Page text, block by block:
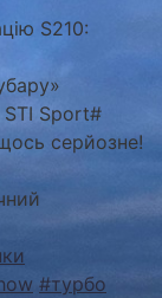
S210:
STI Sport#
серйозне!
#турбо